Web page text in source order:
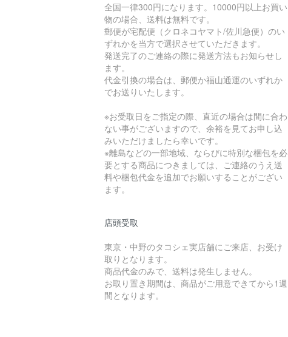
全国一律300円になります。10000円以上お買い
物の場合、送料は無料です。
郵便が宅配便（クロネコヤマト/佐川急便）のい
ずれかを当方で選択させていただきます。
発送完了のご連絡の際に発送方法もお知らせし
ます。
代金引換の場合は、郵便か福山通運のいずれか
でお送りいたします。
※お受取日をご指定の際、直近の場合は間に合わ
ない事がございますので、余裕を見てお申し込
みいただけましたら幸いです。
※離島などの一部地域、ならびに特別な梱包を必
要とする商品につきましては、ご連絡のうえ送
料や梱包代金を追加でお願いすることがござい
ます。
店頭受取
東京・中野のタコシェ実店舗にご来店、お受け
取りとなります。
商品代金のみで、送料は発生しません。
お取り置き期間は、商品がご用意できてから1週
間となります。